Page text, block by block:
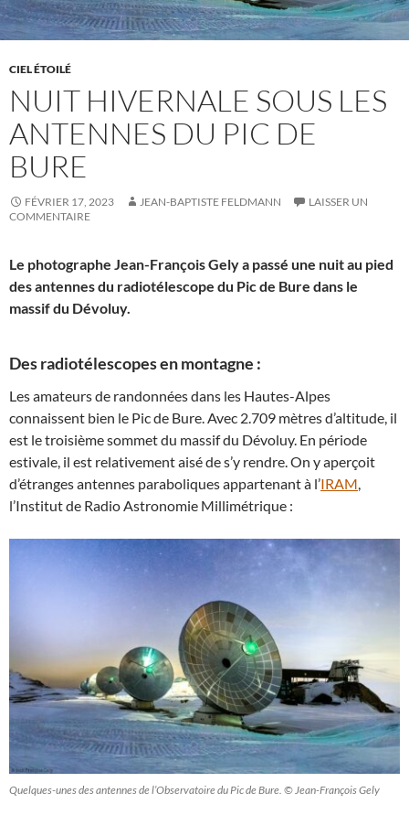
CIEL ÉTOILÉ
NUIT HIVERNALE SOUS LES
ANTENNES DU PIC DE
BURE
FÉVRIER 17, 2023 JEAN-BAPTISTE FELDMANN
LAISSER UN
COMMENTAIRE
Le photographe Jean-François Gely a passé une nuit au pied
des antennes du radiotélescope du Pic de Bure dans le
massif du Dévoluy.
Des radiotélescopes en montagne :
Les amateurs de randonnées dans les Hautes-Alpes
connaissent bien le Pic de Bure. Avec 2.709 mètres d’altitude, il
est le troisième sommet du massif du Dévoluy. En période
estivale, il est relativement aisé de s’y rendre. On y aperçoit
d’étranges antennes paraboliques appartenant à l’IRAM,
l’Institut de Radio Astronomie Millimétrique :
Quelques-unes des antennes de l’Observatoire du Pic de Bure. © Jean-François Gely